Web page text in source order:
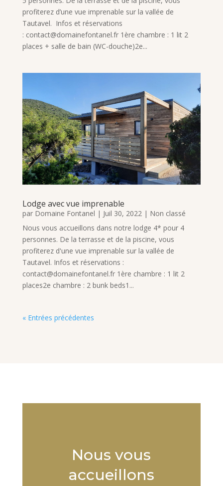
profiterez d’une vue imprenable sur la vallée de
Tautavel. Infos et réservations
: contact@domainefontanel.fr 1ère chambre : 1 lit 2
places + salle de bain (WC-douche)2e...
Lodge avec vue imprenable
par Domaine Fontanel | Juil 30, 2022| Non classé
Nous vous accueillons dans notre lodge 4* pour 4
personnes. De la terrasse et de la piscine, vous
profiterez d'une vue imprenable sur la vallée de
Tautavel. Infos et réservations :
contact@domainefontanel.fr 1ère chambre : 1 lit 2
places2e chambre : 2 bunk beds1...
« Entrées précédentes
Nous vous
accueillons